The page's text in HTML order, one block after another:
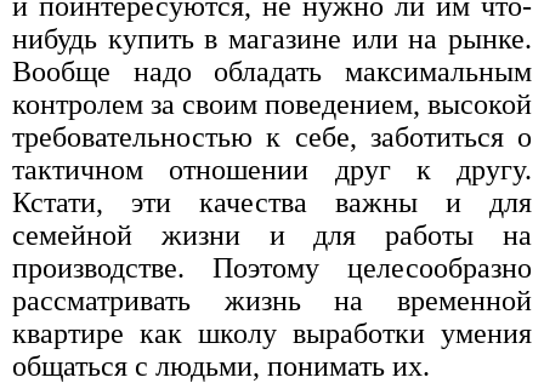
нибудь купить в магазине или на рынке.
Вообще надо обладать максимальным
контролем за своим поведением, высокой
требовательностью к себе, заботиться о
тактичном отношении друг к другу.
Кстати, эти качества важны и для
семейной жизни и для работы на
производстве. Поэтому целесообразно
рассматривать жизнь на временной
квартире как школу выработки умения
общаться с людьми, понимать их.